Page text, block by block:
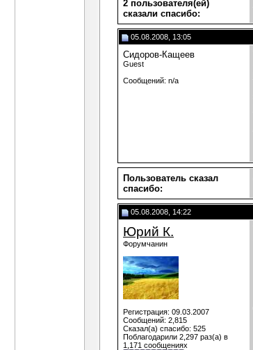
2 пользователя(ей)
сказали cпасибо:
05.08.2008, 13:05
Сидоров-Кащеев
Guest
Сообщений: n/a
Пользователь сказал
cпасибо:
05.08.2008, 14:22
Юрий К.
Форумчанин
Регистрация: 09.03.2007
Сообщений: 2,815
Сказал(а) спасибо: 525
Поблагодарили 2,297 раз(а) в
1,171 сообщениях